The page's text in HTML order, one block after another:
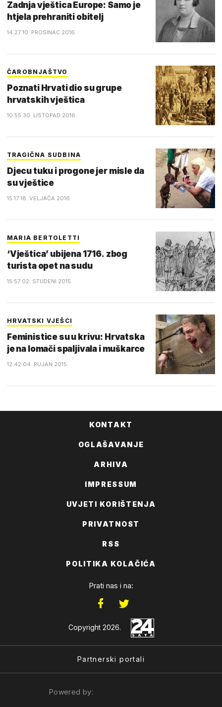
Zadnja vještica Europe: Samo je
htjela prehraniti obitelj
14:27 10. PROSINAC 2016.
ČAROBNJAŠTVO
Poznati Hrvati dio su grupe
hrvatskih vještica
10:55 30. LISTOPAD 2016.
TRAGIČNA SUDBINA
Djecu tuku i progone jer misle da
su vještice
15:17 18. VELJAČA 2016.
MARIA BERTOLETTI
‘Vještica’ ubijena 1716. zbog
turista opet na sudu
15:57 02. STUDENI 2015.
HRVATSKI VJEŠCI
Feministice su u krivu: Hrvatska
je na lomači spaljivala i muškarce
12:42 04. RUJAN 2015.
KONTAKT
OGLAŠAVANJE
ARHIVA
IMPRESSUM
UVJETI KORIŠTENJA
PRIVATNOST
RSS
POLITIKA KOLAČIĆA
Prati nas i na:
Copyright 2026.
Partnerski portali
Powered by: